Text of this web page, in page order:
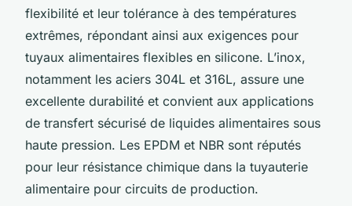
flexibilité et leur tolérance à des températures
extrêmes, répondant ainsi aux exigences pour
tuyaux alimentaires flexibles en silicone. L’inox,
notamment les aciers 304L et 316L, assure une
excellente durabilité et convient aux applications
de transfert sécurisé de liquides alimentaires sous
haute pression. Les EPDM et NBR sont réputés
pour leur résistance chimique dans la tuyauterie
alimentaire pour circuits de production.